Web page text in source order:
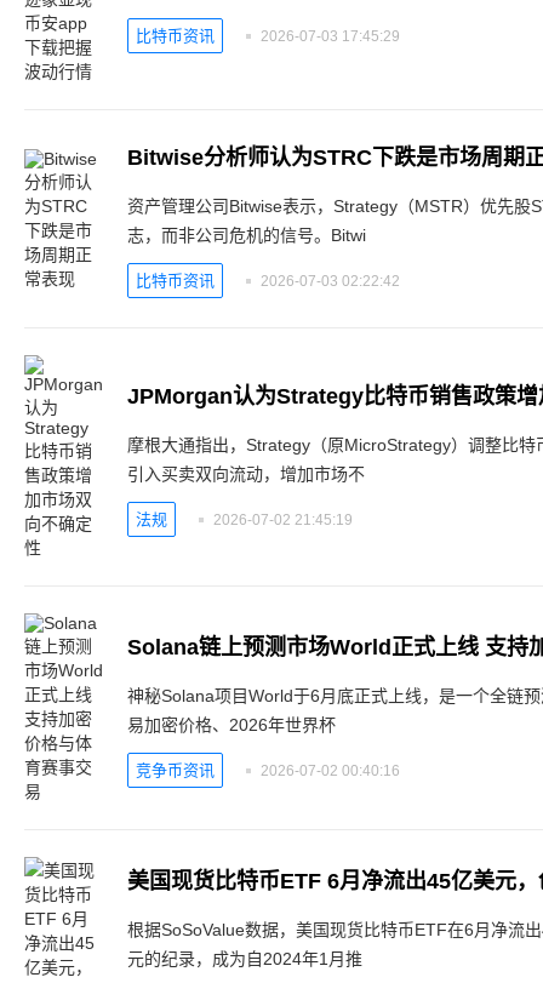
比特币资讯 2026-07-03 17:45:29
Bitwise分析师认为STRC下跌是市场周期
资产管理公司Bitwise表示，Strategy（MSTR）优先股
志，而非公司危机的信号。Bitwi
比特币资讯 2026-07-03 02:22:42
JPMorgan认为Strategy比特币销售政策增
摩根大通指出，Strategy（原MicroStrategy）调整比
引入买卖双向流动，增加市场不
法规 2026-07-02 21:45:19
Solana链上预测市场World正式上线 支持
神秘Solana项目World于6月底正式上线，是一个全链
易加密价格、2026年世界杯
竞争币资讯 2026-07-02 00:40:16
美国现货比特币ETF 6月净流出45亿美元
根据SoSoValue数据，美国现货比特币ETF在6月净流
元的纪录，成为自2024年1月推